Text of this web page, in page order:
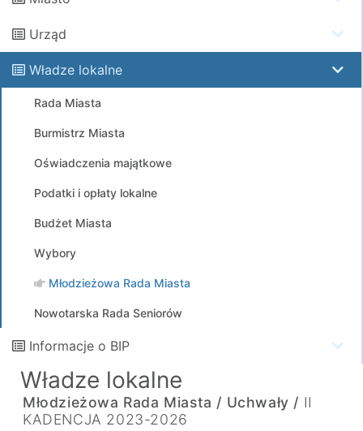
Urząd
Władze lokalne
Rada Miasta
Burmistrz Miasta
Oświadczenia majątkowe
Podatki i opłaty lokalne
Budżet Miasta
Wybory
Młodzieżowa Rada Miasta
Nowotarska Rada Seniorów
Informacje o BIP
Władze lokalne
Młodzieżowa Rada Miasta / Uchwały / II
KADENCJA 2023-2026